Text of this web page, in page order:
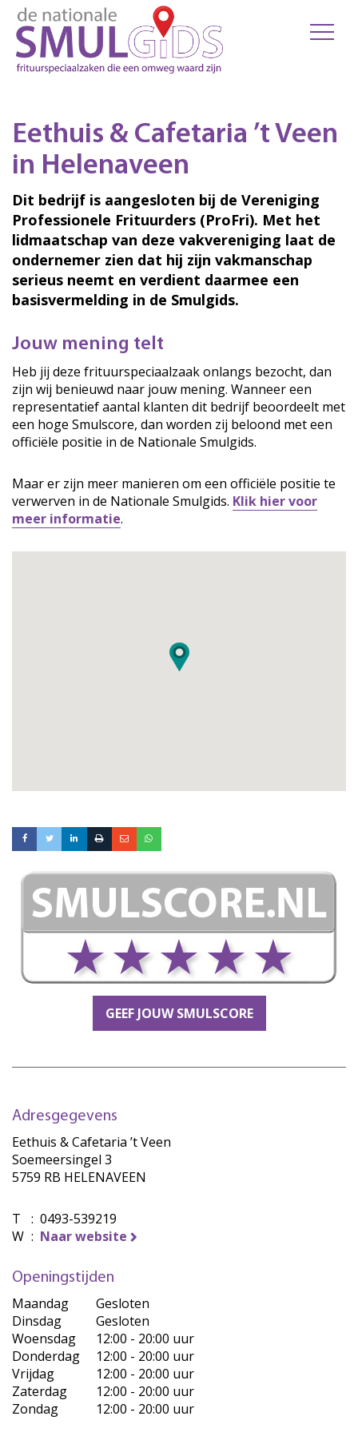
Eethuis & Cafetaria ’t Veen
in Helenaveen
Dit bedrijf is aangesloten bij de Vereniging
Professionele Frituurders (ProFri). Met het
lidmaatschap van deze vakvereniging laat de
ondernemer zien dat hij zijn vakmanschap
serieus neemt en verdient daarmee een
basisvermelding in de Smulgids.
Jouw mening telt
Heb jij deze frituurspeciaalzaak onlangs bezocht, dan
zijn wij benieuwd naar jouw mening. Wanneer een
representatief aantal klanten dit bedrijf beoordeelt met
een hoge Smulscore, dan worden zij beloond met een
officiële positie in de Nationale Smulgids.
Maar er zijn meer manieren om een officiële positie te
verwerven in de Nationale Smulgids. Klik hier voor
meer informatie.
GEEF JOUW SMULSCORE
Adresgegevens
Eethuis & Cafetaria ’t Veen
Soemeersingel 3
5759 RB HELENAVEEN
T : 0493-539219
W : Naar website
Openingstijden
Maandag
Gesloten
Dinsdag
Gesloten
Woensdag
12:00 - 20:00 uur
Donderdag
12:00 - 20:00 uur
Vrijdag
12:00 - 20:00 uur
Zaterdag
12:00 - 20:00 uur
Zondag
12:00 - 20:00 uur